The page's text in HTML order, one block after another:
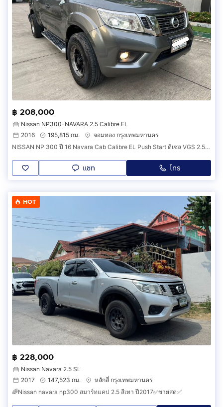
฿ 208,000
Nissan NP300-NAVARA 2.5 Calibre EL
2016
195,815 กม.
จอมทอง กรุงเทพมหานคร
NISSAN NP 300 ปี 16 Navara Cab Calibre EL Push Start ดีเซล VGS 2.5 cc TURBO MT 6 เกียร์ MAX LENSO 16 ยาง Michlien ปี 25 ไม่มีชนน็อตไม่มีขยับ
แชท โทร
HOT
฿ 228,000
Nissan Navara 2.5 SL
2017
147,523 กม.
หลักสี่ กรุงเทพมหานคร
🌈Nissan navara np300 สมาร์ทแคป 2.5 สีเทา ปี2017✅ขายสด✅